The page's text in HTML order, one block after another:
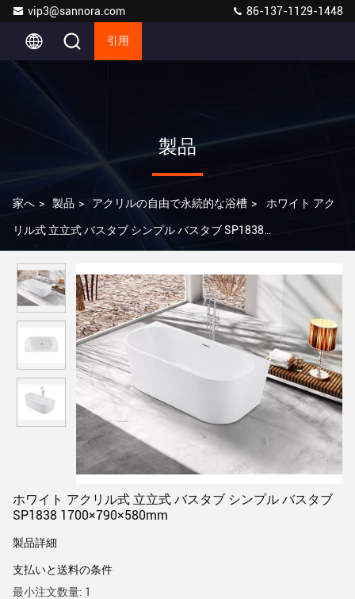
vip3@sannora.com 86-137-1129-1448
引用
製品
家へ > 製品 > アクリルの自由で永続的な浴槽 > ホワイト アク
リル式 立立式 バスタブ シンプル バスタブ SP1838
ホワイト アクリル式 立立式 バスタブ シンプル バスタブ
SP1838 1700×790×580mm
製品詳細
支払いと送料の条件
最小注文数量: 1